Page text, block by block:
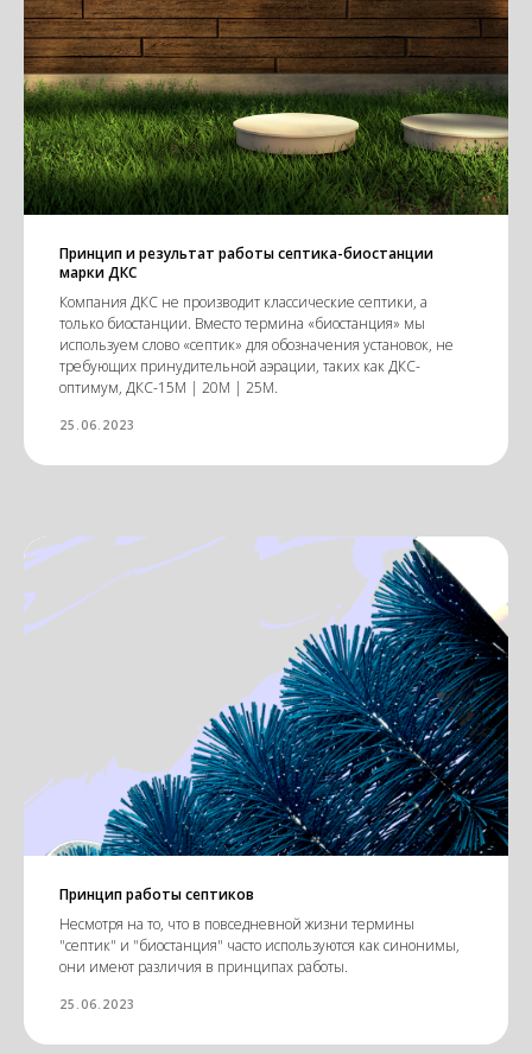
Принцип и результат работы септика-биостанции
марки ДКС
Компания ДКС не производит классические септики, а
только биостанции. Вместо термина «биостанция» мы
используем слово «септик» для обозначения установок, не
требующих принудительной аэрации, таких как ДКС-
оптимум, ДКС-15М | 20М | 25М.
25.06.2023
Принцип работы септиков
Несмотря на то, что в повседневной жизни термины
"септик" и "биостанция" часто используются как синонимы,
они имеют различия в принципах работы.
25.06.2023